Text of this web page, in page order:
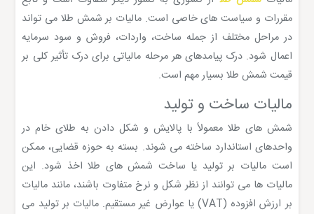
مقررات و سیاست های خاصی است. مالیات بر شمش طلا می تواند
در مراحل مختلف از جمله ساخت، واردات، فروش و سود سرمایه
اعمال شود. درک پیامدهای هر مرحله مالیاتی برای درک تأثیر کلی بر
قیمت شمش طلا بسیار مهم است.
مالیات ساخت و تولید
شمش های طلا معمولاً با پالایش و شکل دادن به طلای خام در
واحدهای استاندارد ساخته می شوند. بسته به حوزه قضایی، ممکن
است مالیات بر تولید یا ساخت شمش های طلا اخذ شود. این
مالیات ها می توانند از نظر شکل و نرخ متفاوت باشند، مانند مالیات
بر ارزش افزوده (VAT) یا عوارض غیر مستقیم. مالیات بر تولید می